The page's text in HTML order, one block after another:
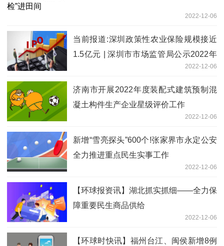
2022-12-06
当前报道:深圳政策性农业保险规模接近
1.5亿元 | 深圳市市场监管局公示2022年
第一批共4053万元保费补贴资助计划
2022-12-06
济南市开展2022年度装配式建筑预制混
凝土构件生产企业星级评价工作
2022-12-06
新增“雪亮探头”600个!张家界市永定公安
全力推进重点民生实事工作
2022-12-06
【环球报资讯】湖北抓实抓细——全力保
障重要民生商品供给
2022-12-06
【环球时快讯】福州台江、闽侯新增8例